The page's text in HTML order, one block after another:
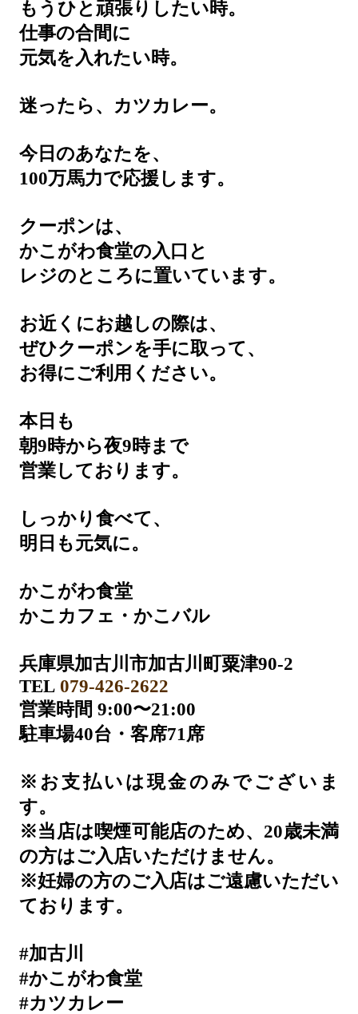
もうひと頑張りしたい時。
仕事の合間に
元気を入れたい時。
迷ったら、カツカレー。
今日のあなたを、
100万馬力で応援します。
クーポンは、
かこがわ食堂の入口と
レジのところに置いています。
お近くにお越しの際は、
ぜひクーポンを手に取って、
お得にご利用ください。
本日も
朝9時から夜9時まで
営業しております。
しっかり食べて、
明日も元気に。
かこがわ食堂
かこカフェ・かこバル
兵庫県加古川市加古川町粟津90-2
TEL 079-426-2622
営業時間 9:00〜21:00
駐車場40台・客席71席
※お支払いは現金のみでございま
す。
※当店は喫煙可能店のため、20歳未満
の方はご入店いただけません。
※妊婦の方のご入店はご遠慮いただい
ております。
#加古川
#かこがわ食堂
#カツカレー